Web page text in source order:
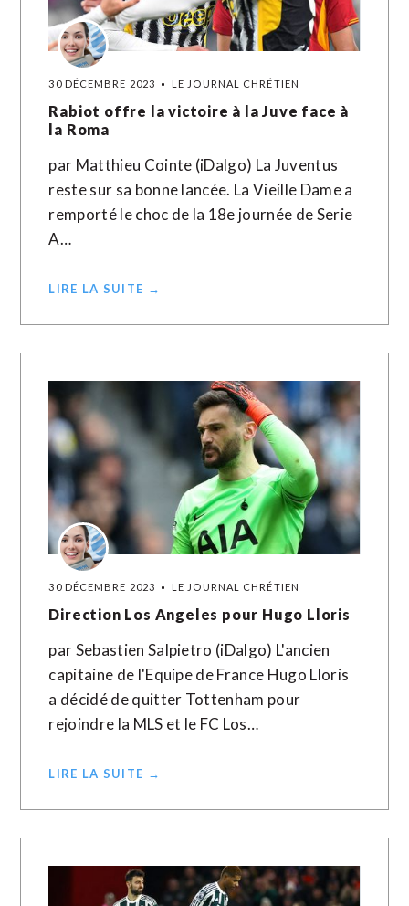
30 DÉCEMBRE 2023 LE JOURNAL CHRÉTIEN
Rabiot offre la victoire à la Juve face à
la Roma
par Matthieu Cointe (iDalgo) La Juventus
reste sur sa bonne lancée. La Vieille Dame a
remporté le choc de la 18e journée de Serie
A…
LIRE LA SUITE →
30 DÉCEMBRE 2023 LE JOURNAL CHRÉTIEN
Direction Los Angeles pour Hugo Lloris
par Sebastien Salpietro (iDalgo) L'ancien
capitaine de l'Equipe de France Hugo Lloris
a décidé de quitter Tottenham pour
rejoindre la MLS et le FC Los…
LIRE LA SUITE →